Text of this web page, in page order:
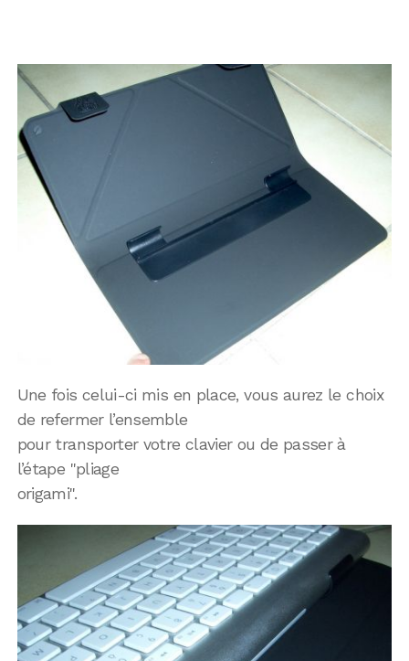
Une fois celui-ci mis en place, vous aurez le choix
de refermer l’ensemble
pour transporter votre clavier ou de passer à
l’étape "pliage
origami".